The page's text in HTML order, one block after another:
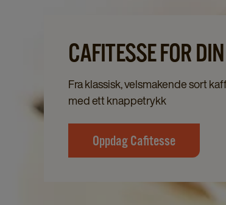
CAFITESSE FOR
Fra klassisk, velsmakende sort
med ett knappetrykk
Oppdag Cafitesse